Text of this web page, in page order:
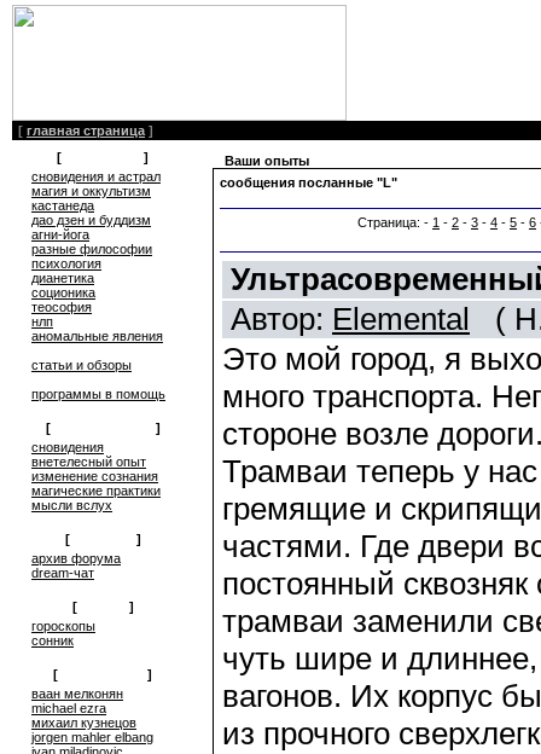
[ главная страница ]
[
]
сновидения и астрал
магия и оккультизм
кастанеда
дао дзен и буддизм
агни-йога
разные философии
психология
дианетика
соционика
теософия
нлп
аномальные явления
статьи и обзоры
программы в помощь
[
]
cновидения
внетелесный опыт
изменение сознания
магические практики
мысли вслух
[
]
архив форума
dream-чат
[
]
гороскопы
сонник
[
]
ваан мелконян
michael ezra
михаил кузнецов
jorgen mahler elbang
Ваши опыты
сообщения посланные "L"
Страница: - 1 - 2 - 3 - 4 - 5 - 6
Автор: Elemental (
Это мой город, я
много транспорта.
стороне возле
Трамваи теперь у
гремящие и
частями. Где двери
постоянный
трамваи заменили
чуть шире и
вагонов. Их корпус
из прочного